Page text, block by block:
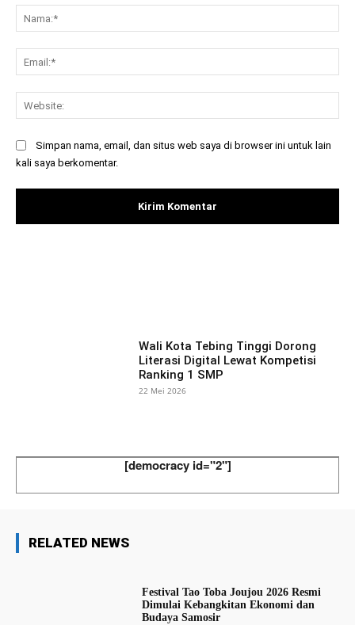
Simpan nama, email, dan situs web saya di browser ini untuk lain
kali saya berkomentar.
Wali Kota Tebing Tinggi Dorong
Literasi Digital Lewat Kompetisi
Ranking 1 SMP
22 Mei 2026
[democracy id="2"]
RELATED NEWS
Festival Tao Toba Joujou 2026 Resmi
Dimulai Kebangkitan Ekonomi dan
Budaya Samosir